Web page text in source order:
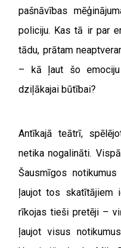
pašnāvības
policiju. Kas tā ir par
tādu, prātam
– kā ļaut šo
dziļākajai būtībai?
Antīkajā teātrī,
netika nogalināti.
Šausmīgos
ļaujot tos skatītājiem
rīkojas tieši pretēji –
ļaujot visus